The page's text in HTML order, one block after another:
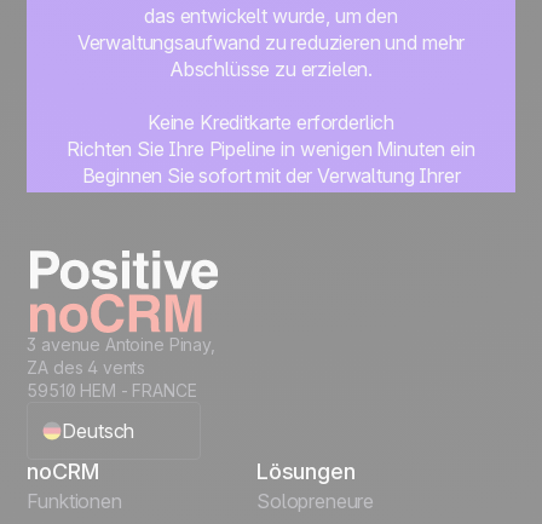
das entwickelt wurde, um den
Verwaltungsaufwand zu reduzieren und mehr
Abschlüsse zu erzielen.
Keine Kreditkarte erforderlich
Richten Sie Ihre Pipeline in wenigen Minuten ein
Beginnen Sie sofort mit der Verwaltung Ihrer
3 avenue Antoine Pinay,
ZA des 4 vents
59510 HEM - FRANCE
Deutsch
English
noCRM
Funktionen
Lösungen
Solopreneure